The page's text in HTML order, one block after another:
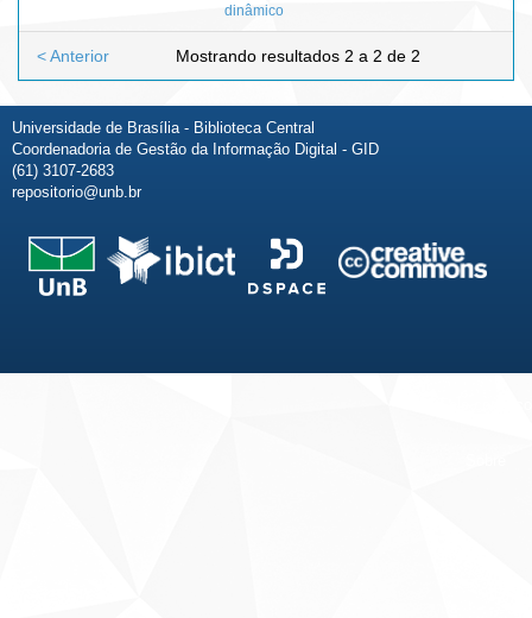
dinâmico
Mostrando resultados 2 a 2 de 2
< Anterior
Universidade de Brasília - Biblioteca Central
Coordenadoria de Gestão da Informação Digital - GID
(61) 3107-2683
repositorio@unb.br